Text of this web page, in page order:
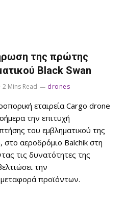
της πρώτης
Black Swan
2 Mins Read drones
εταιρεία Cargo drone
την επιτυχή
του εμβληματικού της
αεροδρόμιο Balchik στη
τις δυνατότητες της
την
προϊόντων.